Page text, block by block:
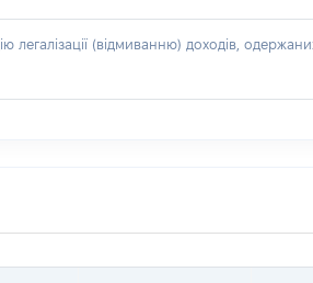
легалізації (відмиванню) доходів,